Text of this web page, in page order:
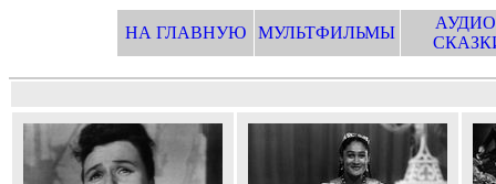
НА ГЛАВНУЮ МУЛЬТФИЛЬМЫ